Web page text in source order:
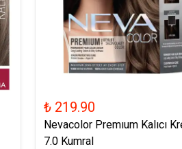
₺ 219.90
Nevacolor Premıum Kalıcı
7.0 Kumral